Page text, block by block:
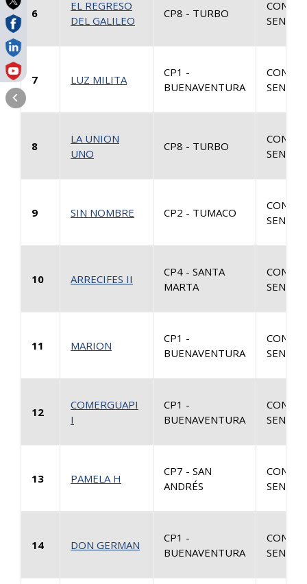
6
EL REGRESO
DEL GALILEO
CP8 - TURBO
7 LUZ MILITA
CP1 -
BUENAVENTURA
8
LA UNION
UNO
CP8 - TURBO
9 SIN NOMBRE CP2 - TUMACO
10 ARRECIFES II
CP4 - SANTA
MARTA
11 MARION
CP1 -
BUENAVENTURA
12
COMERGUAPI
I
CP1 -
BUENAVENTURA
13 PAMELA H
CP7 - SAN
ANDRÉS
14 DON GERMAN
CP1 -
BUENAVENTURA